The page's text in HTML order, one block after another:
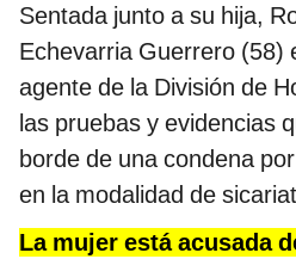
Sentada junto a su hija,
Echevarria Guerrero (58)
agente de la División de
las pruebas y evidencias
borde de una condena
en la modalidad de
La mujer está acusada